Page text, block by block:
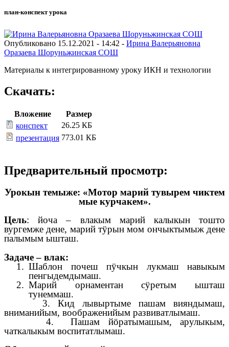
план-конспект урока
Опубликовано 15.12.2021 - 14:42 - Ирина Валерьяновна
Оразаева Шоруньжинская СОШ
Материалы к интегрированному уроку ИКН и технологии
Скачать:
Вложение
Размер
конспект
26.25 КБ
презентация 773.01 КБ
Предварительный просмотр:
Урокын темыже: «Мотор марий тувырем чиктем
мые курчакем».
Цель: йоча – влакым марий калыкын тошто
вургемже дене, марий тӱрын мом ончыктымыж дене
палымым ышташ.
Задаче – влак:
Шаблон почеш пӱчкын лукмаш навыкым
пенгыдемдымаш.
Марий орнаментан сӱретым ышташ
тунеммаш.
3. Кид лывыртыме пашам вияндымаш,
вниманийым, воображенийым развиватлымаш.
4. Пашам йӧратымашым, арулыкым,
чаткалыкым воспитатлымаш.